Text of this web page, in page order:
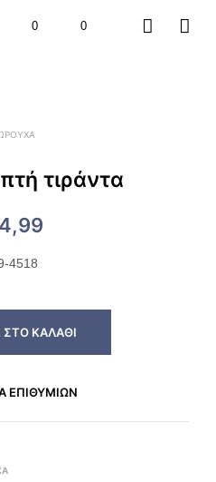
0 0
τιράντα
4,99
4518
ΚΑΛΆΘΙ
ΕΠΙΘΥΜΙΏΝ